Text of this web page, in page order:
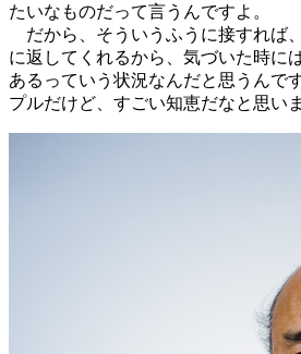
たいなものだって言うんですよ。
だから、そういうふうに接すれば
に返してくれるから、気づいた時に
あるっていう状況なんだと思うんで
プルだけど、すごい知恵だなと思い